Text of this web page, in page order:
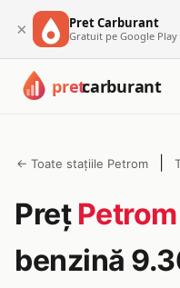
× Pret Carburant
Gratuit pe Google Play
← Toate stațiile Petrom
Preț Petrom
benzină